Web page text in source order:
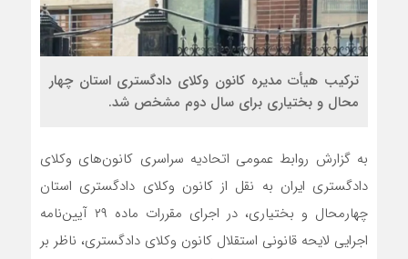
ترکیب هیأت مدیره کانون وکلای دادگستری استان چهار
محال و بختیاری برای سال دوم مشخص شد.
به گزارش روابط عمومی اتحادیه سراسری کانون‌های وکلای
دادگستری ایران به نقل از کانون وکلای دادگستری استان
چهارمحال و بختیاری، در اجرای مقررات ماده ۲۹ آیین‌نامه
اجرایی لایحه قانونی استقلال کانون وکلای دادگستری، ناظر بر